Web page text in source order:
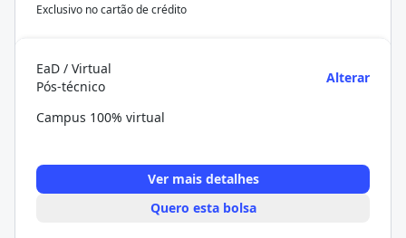
Exclusivo no cartão de crédito
EaD / Virtual
Pós-técnico
Alterar
Campus 100% virtual
Ver mais detalhes
Quero esta bolsa